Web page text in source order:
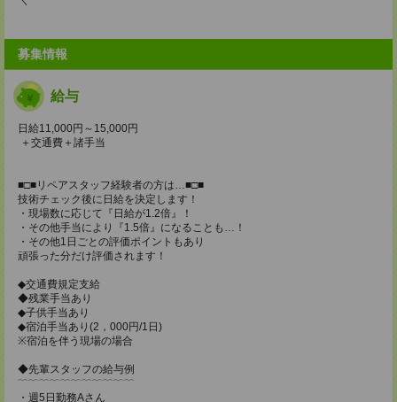
募集情報
給与
日給11,000円～15,000円
＋交通費＋諸手当
■□■リペアスタッフ経験者の方は…■□■
技術チェック後に日給を決定します！
・現場数に応じて『日給が1.2倍』！
・その他手当により『1.5倍』になることも…！
・その他1日ごとの評価ポイントもあり
頑張った分だけ評価されます！
◆交通費規定支給
◆残業手当あり
◆子供手当あり
◆宿泊手当あり(2，000円/1日)
※宿泊を伴う現場の場合
◆先輩スタッフの給与例
﹋﹋﹋﹋﹋﹋﹋﹋﹋﹋﹋
・週5日勤務Aさん